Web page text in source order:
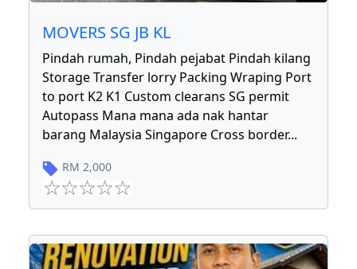
MOVERS SG JB KL
Pindah rumah, Pindah pejabat Pindah kilang
Storage Transfer lorry Packing Wraping Port
to port K2 K1 Custom clearans SG permit
Autopass Mana mana ada nak hantar
barang Malaysia Singapore Cross border...
RM 2,000